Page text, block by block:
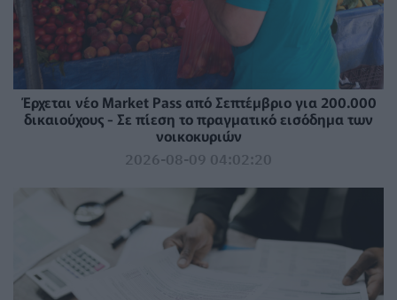
Έρχεται νέο Market Pass από Σεπτέμβριο για 200.000
δικαιούχους - Σε πίεση το πραγματικό εισόδημα των
νοικοκυριών
2026-08-09 04:02:20